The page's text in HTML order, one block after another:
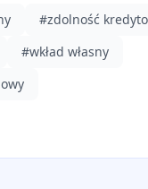
#zdolność
#wkład własny